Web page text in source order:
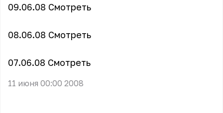
09.06.08 Смотреть
08.06.08 Смотреть
07.06.08 Смотреть
11 июня 00:00 2008